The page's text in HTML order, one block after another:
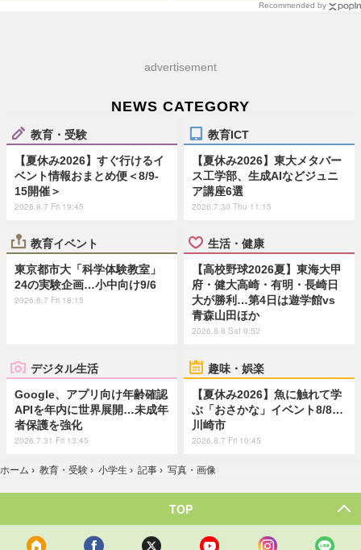
Recommended by
advertisement
NEWS CATEGORY
教育・受験
【夏休み2026】すぐ行けるイ
ベント情報おまとめ便＜8/9-
15開催＞
2026.8.7 Fri 19:45
教育ICT
【夏休み2026】東大メタバー
ス工学部、生成AIなどジュニ
ア講座6選
2026.7.30 Thu 11:15
教育イベント
東京都市大「科学体験教室」
24の実験企画…小中向け9/6
2026.8.7 Fri 18:15
生活・健康
【高校野球2026夏】東海大甲
府・健大高崎・有明・長崎日
大が勝利…第4日は遊学館vs
青森山田ほか
2026.8.8 Sat 9:52
デジタル生活
Google、アプリ向け年齢確認
APIを年内に世界展開…未成年
者保護を強化
2026.7.31 Fri 13:45
趣味・娯楽
【夏休み2026】魚に触れて学
ぶ「おさかな」イベント8/8…
川崎市
2026.8.7 Fri 10:45
ホーム › 教育・受験 › 小学生 › 記事 › 写真・画像
TOP